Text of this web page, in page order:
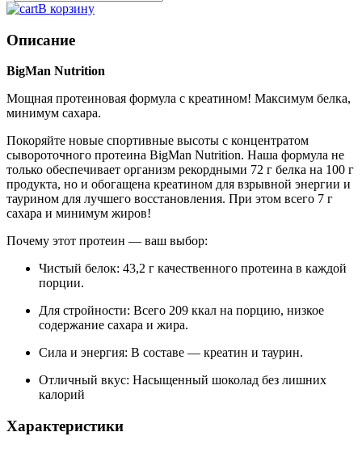
В корзину
Описание
BigMan Nutrition
Мощная протеиновая формула с креатином! Максимум белка,
минимум сахара.
Покоряйте новые спортивные высоты с концентратом
сывороточного протеина BigMan Nutrition. Наша формула не
только обеспечивает организм рекордными 72 г белка на 100 г
продукта, но и обогащена креатином для взрывной энергии и
таурином для лучшего восстановления. При этом всего 7 г
сахара и минимум жиров!
Почему этот протеин — ваш выбор:
Чистый белок: 43,2 г качественного протеина в каждой
порции.
Для стройности: Всего 209 ккал на порцию, низкое
содержание сахара и жира.
Сила и энергия: В составе — креатин и таурин.
Отличный вкус: Насыщенный шоколад без лишних
калорий
Характеристики